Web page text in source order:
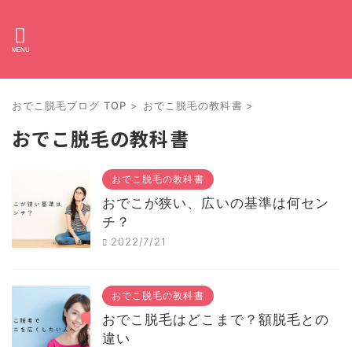
おでこ脱毛ブログ TOP > おでこ脱毛の教科書 >
おでこ脱毛の教科書
おでこ脱毛の教科書
おでこが狭い、広いの基準は何セン
チ？
2022/7/21
おでこ脱毛の教科書
おでこ脱毛はどこまで？額脱毛との
違い